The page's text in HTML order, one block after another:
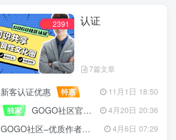
2391 认证
7篇文章
新客认证优惠 特惠
11月1日 18:50
独家
GOGO社区官方成员认证 4月20日 20:36
GOGO社区–优质作者认证 4月6日 07:29